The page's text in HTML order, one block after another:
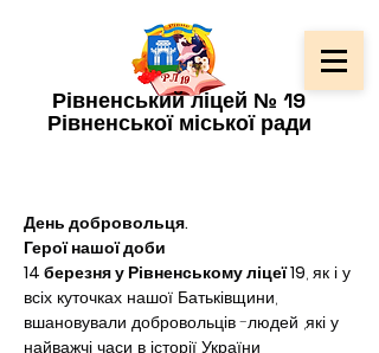
Рівненський ліцей № 19
Рівненської міської ради
День добровольця.
Герої нашої доби
14 березня у Рівненському ліцеї 19, як і у
всіх куточках нашої Батьківщини,
вшановували добровольців -людей ,які у
найважчі часи в історії України